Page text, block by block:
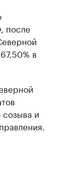
после
в
и